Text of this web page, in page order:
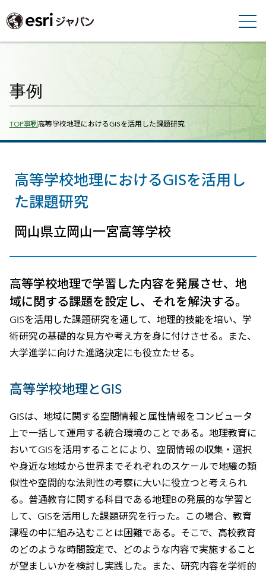
事例
Breadcrumbs
TOP事例高等学校地理におけるGISを活用した課題研究
高等学校地理におけるGISを活用し
た課題研究
岡山県立岡山一宮高等学校
高等学校地理で学習した内容を発展させ、地
域に関する課題を設定し、それを解決する。
GISを活用した課題研究を通して、地理的技能を培い、学
術研究の基礎的な見方や考え方を身に付けさせる。また、
大学進学に向けた進路決定にも役立たせる。
高等学校地理とGIS
GISは、地域に関する空間情報と属性情報をコンビュータ
上で一括して運用する統合環境のことである。地理教育に
おいてGISを活用することにより、空間情報の収集・選択
や身近な地域から世界までそれぞれのスケ－ルで地織の類
似性や空間的な法則性の考察に大いに役立つと考えられ
る。普通教育に関する科目である地理Bの発展的な学習と
して、GISを活用した課題研究を行った。この場合、教育
課程の中に組み込むことは困難である。そこで、高校教育
のどのような時間設定で、どのような内容で実施すること
が望ましいかを検討し実践した。また、研究内容を学術的